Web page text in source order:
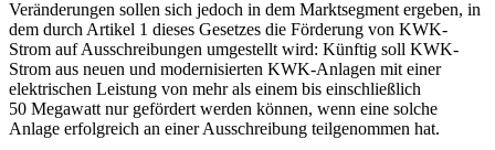
Veränderungen sollen sich jedoch in dem Marktsegment ergeben, in
dem durch Artikel 1 dieses Gesetzes die Förderung von KWK-
Strom auf Ausschreibungen umgestellt wird: Künftig soll KWK-
Strom aus neuen und modernisierten KWK-Anlagen mit einer
elektrischen Leistung von mehr als einem bis einschließlich
50 Megawatt nur gefördert werden können, wenn eine solche
Anlage erfolgreich an einer Ausschreibung teilgenommen hat.